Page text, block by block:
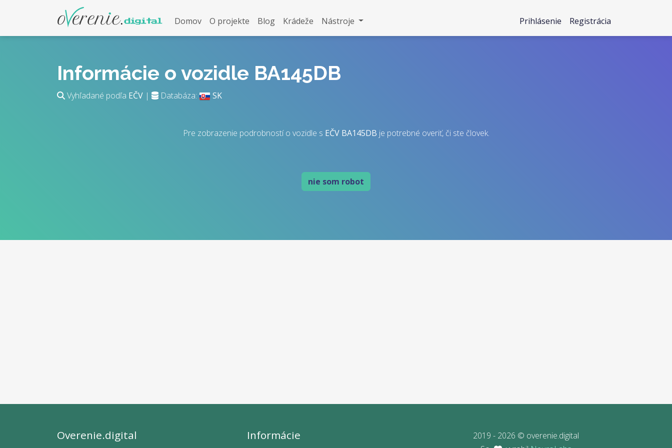
Domov O projekte Blog Krádeže Nástroje Prihlásenie Registrácia
Informácie o vozidle BA145DB
Vyhľadané podľa EČV | Databáza: SK
Pre zobrazenie podrobností o vozidle s EČV BA145DB je potrebné overiť, či ste človek.
nie som robot
Overenie.digital Informácie
2019 - 2026 © overenie.digital